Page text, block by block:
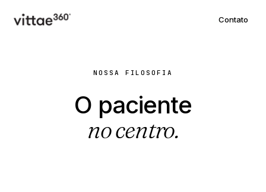
Contato
NOSSA FILOSOFIA
O paciente
no centro.